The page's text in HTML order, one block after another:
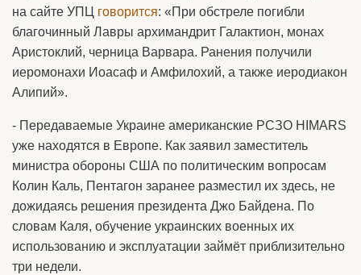
на сайте УПЦ говорится: «При обстреле погибли
благочинный Лавры архимандрит Галактион, монах
Аристоклий, черница Варвара. Ранения получили
иеромонахи Иоасаф и Амфилохий, а также иеродиакон
Алипий».
- Передаваемые Украине американские РСЗО HIMARS
уже находятся в Европе. Как заявил заместитель
министра обороны США по политическим вопросам
Колин Каль, Пентагон заранее разместил их здесь, не
дожидаясь решения президента Джо Байдена. По
словам Каля, обучение украинских военных их
использованию и эксплуатации займёт приблизительно
три недели.